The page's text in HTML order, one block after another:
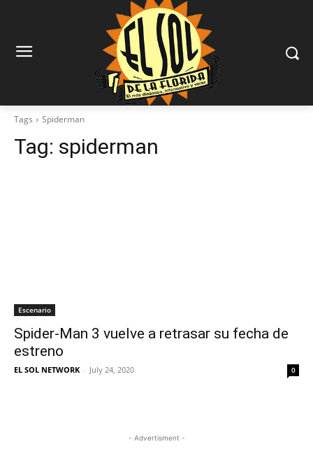
Tags Spiderman
Tag: spiderman
Escenario
Spider-Man 3 vuelve a retrasar su fecha de
estreno
EL SOL NETWORK - July 24, 2020 0
- Advertisment -